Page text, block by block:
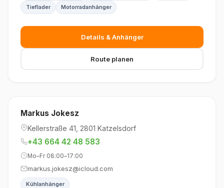
Tieflader
Motorradanhänger
Details & Anhänger
Route planen
Markus Jokesz
Kellerstraße 41, 2801 Katzelsdorf
+43 664 42 48 583
Mo–Fr 08:00–17:00
markus.jokesz@icloud.com
Kühlanhänger